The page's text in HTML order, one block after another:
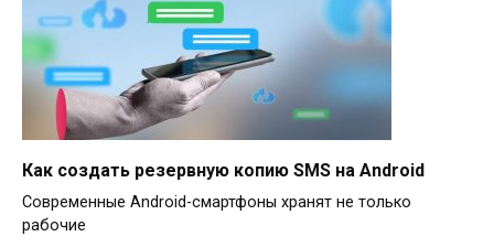
Как создать резервную копию SMS на Android
Современные Android-смартфоны хранят не только
рабочие